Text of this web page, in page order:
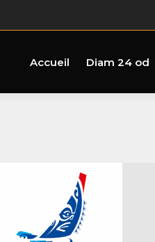
Accueil Diam 24 od